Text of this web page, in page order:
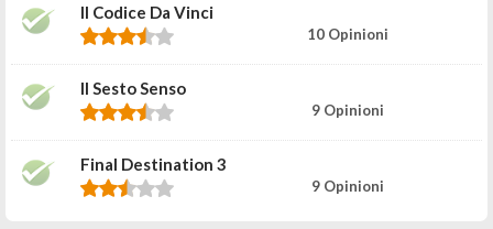
Il Codice Da Vinci
10 Opinioni
Il Sesto Senso
9 Opinioni
Final Destination 3
9 Opinioni